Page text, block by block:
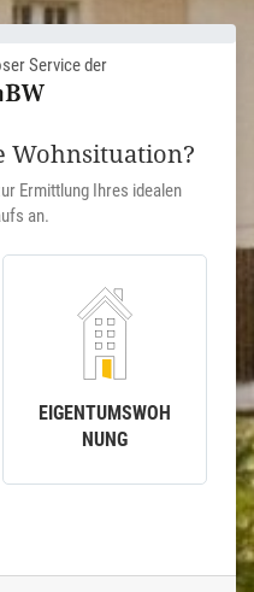
Service der
Wohnsituation?
Ermittlung Ihres idealen
an.
EIGENTUMSWOH
NUNG